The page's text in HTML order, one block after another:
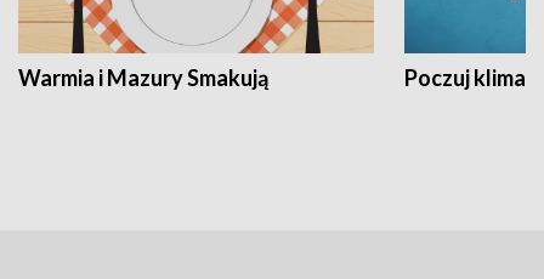
Warmia i Mazury Smakują Poczuj klimat